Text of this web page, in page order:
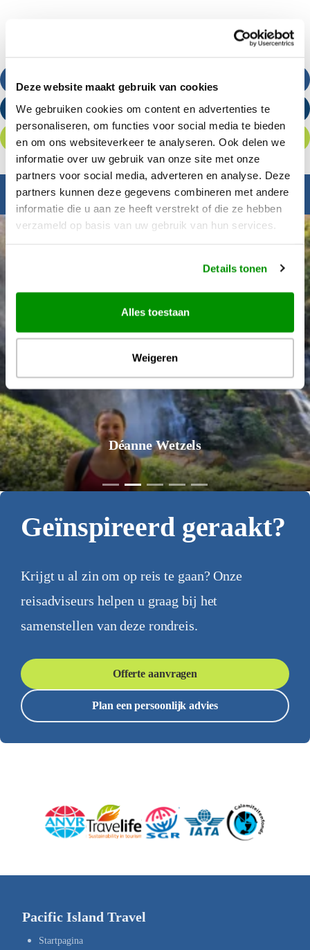
Deze website maakt gebruik van cookies
We gebruiken cookies om content en advertenties te
personaliseren, om functies voor social media te bieden
en om ons websiteverkeer te analyseren. Ook delen we
informatie over uw gebruik van onze site met onze
partners voor social media, adverteren en analyse. Deze
partners kunnen deze gegevens combineren met andere
informatie die u aan ze heeft verstrekt of die ze hebben
verzameld op basis van uw gebruik van hun services.
Details tonen
Alles toestaan
Weigeren
Stuur een e-mail
Offerte aanvragen
Inspiratie nodig?
Déanne Wetzels
Geïnspireerd geraakt?
Krijgt u al zin om op reis te gaan? Onze
reisadviseurs helpen u graag bij het
samenstellen van deze rondreis.
Offerte aanvragen
Plan een persoonlijk advies
Pacific Island Travel
Startpagina